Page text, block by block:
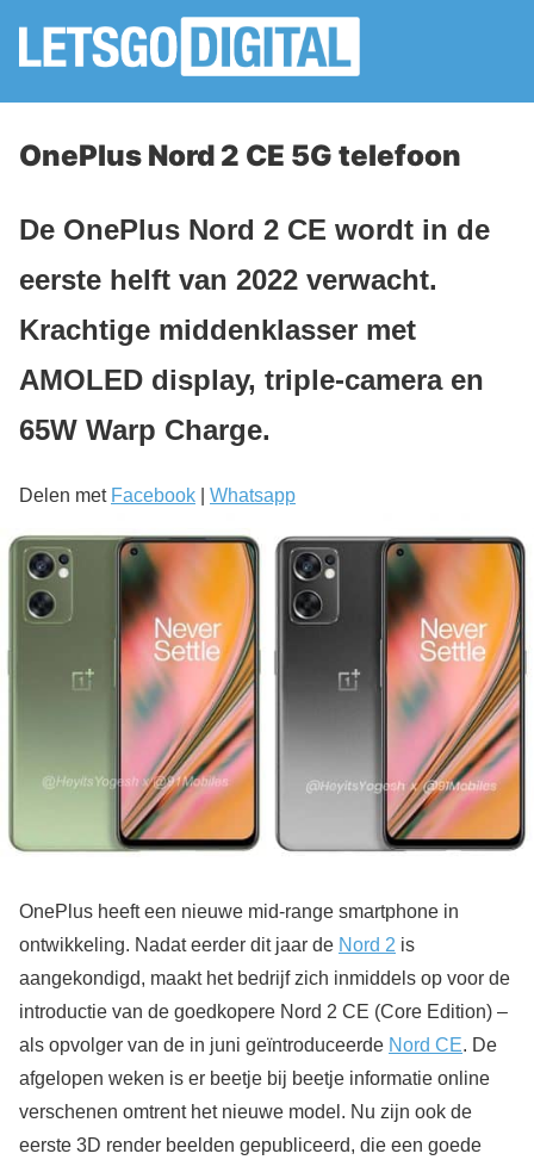
OnePlus Nord 2 CE 5G telefoon
De OnePlus Nord 2 CE wordt in de
eerste helft van 2022 verwacht.
Krachtige middenklasser met
AMOLED display, triple-camera en
65W Warp Charge.
Delen met Facebook Whatsapp
OnePlus heeft een nieuwe mid-range smartphone in
ontwikkeling. Nadat eerder dit jaar de Nord 2 is
aangekondigd, maakt het bedrijf zich inmiddels op voor de
introductie van de goedkopere Nord 2 CE (Core Edition) –
als opvolger van de in juni geïntroduceerde Nord CE. De
afgelopen weken is er beetje bij beetje informatie online
verschenen omtrent het nieuwe model. Nu zijn ook de
eerste 3D render beelden gepubliceerd, die een goede